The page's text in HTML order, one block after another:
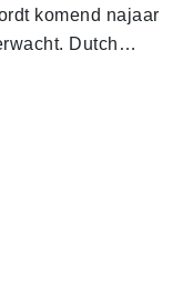
komend najaar
Dutch…